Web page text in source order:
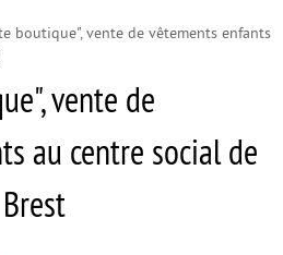
Accueil
la petite enfance
de l’enfance
de la jeunesse
boutique", vente de vêtements enfants
vente de
au centre social de